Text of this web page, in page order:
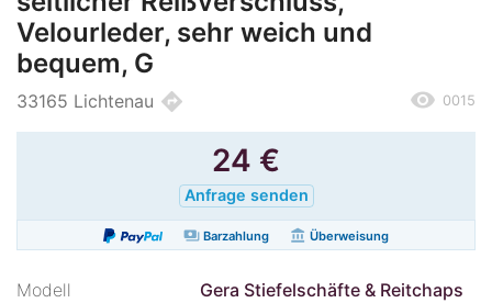
Velourleder, sehr weich und
bequem, G
33165 Lichtenau directions remove_red_eye 0015
24 €
Anfrage senden
paymentsBarzahlung account_balance Überweisung
Modell
Gera Stiefelschäfte & Reitchaps